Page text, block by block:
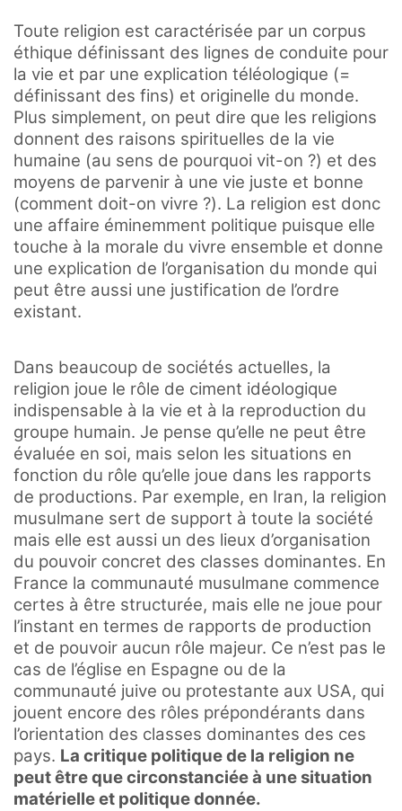
Toute religion est caractérisée par un corpus
éthique définissant des lignes de conduite pour
la vie et par une explication téléologique (=
définissant des fins) et originelle du monde.
Plus simplement, on peut dire que les religions
donnent des raisons spirituelles de la vie
humaine (au sens de pourquoi vit-on ?) et des
moyens de parvenir à une vie juste et bonne
(comment doit-on vivre ?). La religion est donc
une affaire éminemment politique puisque elle
touche à la morale du vivre ensemble et donne
une explication de l’organisation du monde qui
peut être aussi une justification de l’ordre
existant.
Dans beaucoup de sociétés actuelles, la
religion joue le rôle de ciment idéologique
indispensable à la vie et à la reproduction du
groupe humain. Je pense qu’elle ne peut être
évaluée en soi, mais selon les situations en
fonction du rôle qu’elle joue dans les rapports
de productions. Par exemple, en Iran, la religion
musulmane sert de support à toute la société
mais elle est aussi un des lieux d’organisation
du pouvoir concret des classes dominantes. En
France la communauté musulmane commence
certes à être structurée, mais elle ne joue pour
l’instant en termes de rapports de production
et de pouvoir aucun rôle majeur. Ce n’est pas le
cas de l’église en Espagne ou de la
communauté juive ou protestante aux USA, qui
jouent encore des rôles prépondérants dans
l’orientation des classes dominantes des ces
pays. La critique politique de la religion ne
peut être que circonstanciée à une situation
matérielle et politique donnée.